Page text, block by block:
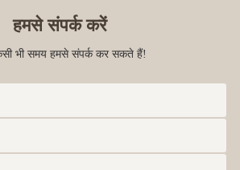
हमसे संपर्क करें
भी समय हमसे संपर्क कर सकते हैं!